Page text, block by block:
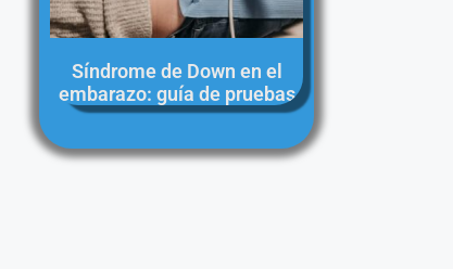
Síndrome de Down en el
embarazo: guía de pruebas